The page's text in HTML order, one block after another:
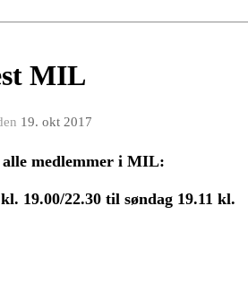
MIL
19. okt 2017
medlemmer i MIL:
19.00/22.30 til søndag 19.11 kl.